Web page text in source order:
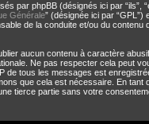
par phpBB (désignés ici par “ils”,
Générale” (désignée ici par “GPL”)
de la conduite et/ou du
aucun contenu à caractère
Ne pas respecter cela peut
de tous les messages est
que cela est nécessaire. En
tierce partie sans votre